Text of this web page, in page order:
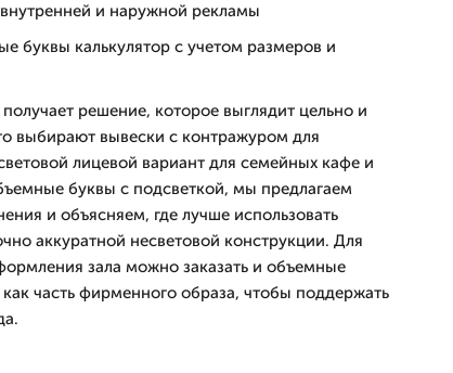
и наружной рекламы
буквы калькулятор с учетом размеров и
решение, которое выглядит цельно и
выбирают вывески с контражуром для
лицевой вариант для семейных кафе и
буквы с подсветкой, мы предлагаем
и объясняем, где лучше использовать
аккуратной несветовой конструкции. Для
зала можно заказать и объемные
часть фирменного образа, чтобы поддержать